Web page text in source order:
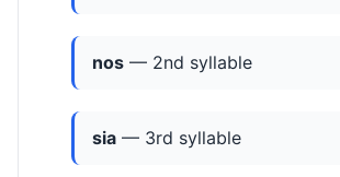
nos — 2nd syllable
sia — 3rd syllable